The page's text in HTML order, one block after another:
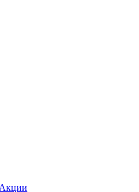
Акции